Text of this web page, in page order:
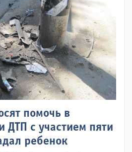
помочь в
ДТП с участием пяти
ребенок